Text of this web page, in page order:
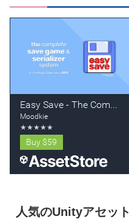
人気のUnityアセット